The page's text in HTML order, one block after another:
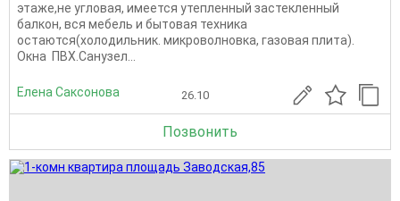
этаже,не угловая, имеется утепленный застекленный
балкон, вся мебель и бытовая техника
остаются(холодильник. микроволновка, газовая плита).
Окна ПВХ.Санузел...
Елена Саксонова 26.10
Позвонить